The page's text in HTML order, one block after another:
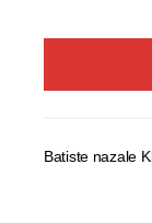
Batiste nazale